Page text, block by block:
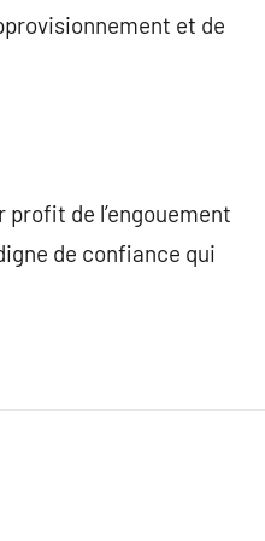
et de
de l’engouement
de confiance qui